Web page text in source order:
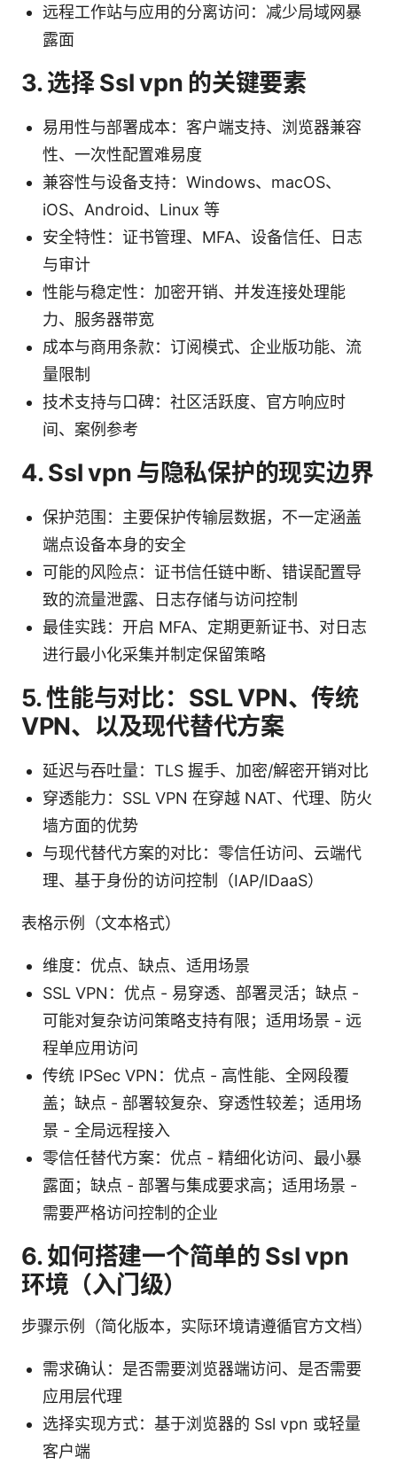
远程工作站与应用的分离访问：减少局域网暴
露面
3. 选择 Ssl vpn 的关键要素
易用性与部署成本：客户端支持、浏览器兼容
性、一次性配置难易度
兼容性与设备支持：Windows、macOS、
iOS、Android、Linux 等
安全特性：证书管理、MFA、设备信任、日志
与审计
性能与稳定性：加密开销、并发连接处理能
力、服务器带宽
成本与商用条款：订阅模式、企业版功能、流
量限制
技术支持与口碑：社区活跃度、官方响应时
间、案例参考
4. Ssl vpn 与隐私保护的现实边界
保护范围：主要保护传输层数据，不一定涵盖
端点设备本身的安全
可能的风险点：证书信任链中断、错误配置导
致的流量泄露、日志存储与访问控制
最佳实践：开启 MFA、定期更新证书、对日志
进行最小化采集并制定保留策略
5. 性能与对比：SSL VPN、传统
VPN、以及现代替代方案
延迟与吞吐量：TLS 握手、加密/解密开销对比
穿透能力：SSL VPN 在穿越 NAT、代理、防火
墙方面的优势
与现代替代方案的对比：零信任访问、云端代
理、基于身份的访问控制（IAP/IDaaS）
表格示例（文本格式）
维度：优点、缺点、适用场景
SSL VPN：优点 - 易穿透、部署灵活；缺点 -
可能对复杂访问策略支持有限；适用场景 - 远
程单应用访问
传统 IPSec VPN：优点 - 高性能、全网段覆
盖；缺点 - 部署较复杂、穿透性较差；适用场
景 - 全局远程接入
零信任替代方案：优点 - 精细化访问、最小暴
露面；缺点 - 部署与集成要求高；适用场景 -
需要严格访问控制的企业
6. 如何搭建一个简单的 Ssl vpn
环境（入门级）
步骤示例（简化版本，实际环境请遵循官方文档）
需求确认：是否需要浏览器端访问、是否需要
应用层代理
选择实现方式：基于浏览器的 Ssl vpn 或轻量
客户端